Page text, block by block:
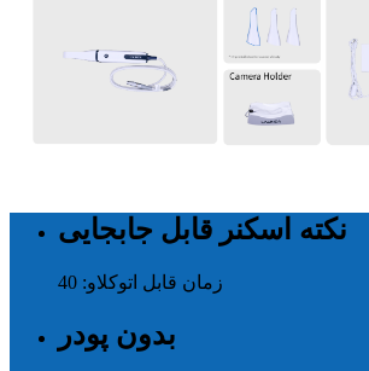
نکته اسکنر قابل جابجایی
زمان قابل اتوکلاو: 40
بدون پودر